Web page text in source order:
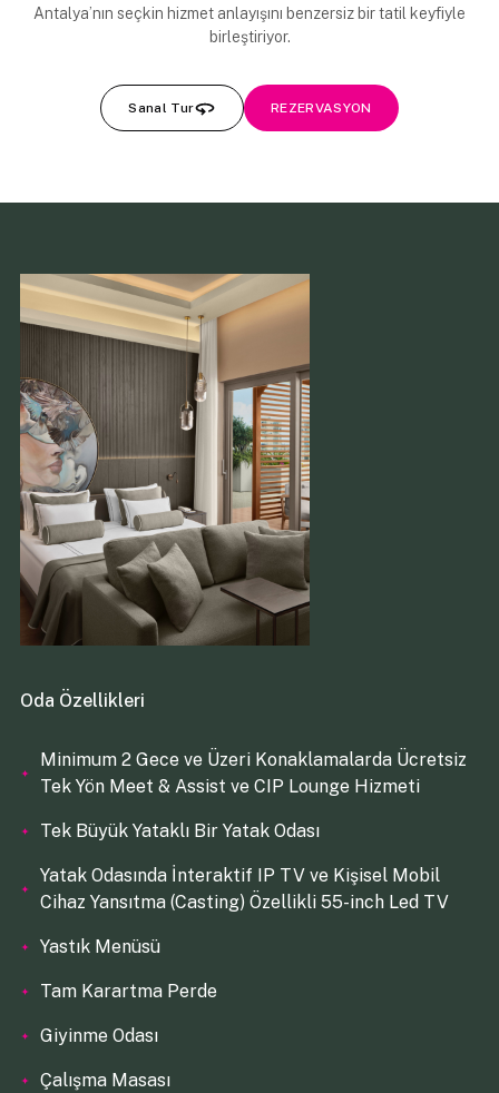
Antalya’nın seçkin hizmet anlayışını benzersiz bir tatil keyfiyle
birleştiriyor.
Sanal Tur REZERVASYON
Oda Özellikleri
Minimum 2 Gece ve Üzeri Konaklamalarda Ücretsiz
Tek Yön Meet & Assist ve CIP Lounge Hizmeti
Tek Büyük Yataklı Bir Yatak Odası
Yatak Odasında İnteraktif IP TV ve Kişisel Mobil
Cihaz Yansıtma (Casting) Özellikli 55-inch Led TV
Yastık Menüsü
Tam Karartma Perde
Giyinme Odası
Çalışma Masası